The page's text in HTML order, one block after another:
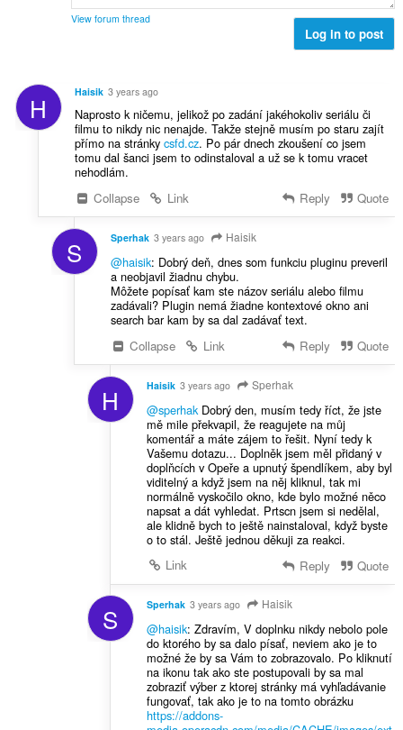
View forum thread
Log in to post
H Haisik 3 years ago
Naprosto k ničemu, jelikož po zadání jakéhokoliv seriálu či
filmu to nikdy nic nenajde. Takže stejně musím po staru zajít
přímo na stránky csfd.cz. Po pár dnech zkoušení co jsem
tomu dal šanci jsem to odinstaloval a už se k tomu vracet
nehodlám.
Collapse
Link Reply Quote
S Sperhak 3 years ago Haisik
@haisik: Dobrý deň, dnes som funkciu pluginu preveril
a neobjavil žiadnu chybu.
Môžete popísať kam ste názov seriálu alebo filmu
zadávali? Plugin nemá žiadne kontextové okno ani
search bar kam by sa dal zadávať text.
Collapse
Link Reply Quote
H Haisik 3 years ago Sperhak
@sperhakDobrý den, musím tedy říct, že jste
mě mile překvapil, že reagujete na můj
komentář a máte zájem to řešit. Nyní tedy k
Vašemu dotazu... Doplněk jsem měl přidaný v
doplňcích v Opeře a upnutý špendlíkem, aby byl
viditelný a když jsem na něj kliknul, tak mi
normálně vyskočilo okno, kde bylo možné něco
napsat a dát vyhledat. Prtscn jsem si nedělal,
ale klidně bych to ještě nainstaloval, když byste
o to stál. Ještě jednou děkuji za reakci.
Link
Reply Quote
S Sperhak 3 years ago Haisik
@haisik: Zdravím, V doplnku nikdy nebolo pole
do ktorého by sa dalo písať, neviem ako je to
možné že by sa Vám to zobrazovalo. Po kliknutí
na ikonu tak ako ste postupovali by sa mal
zobraziť výber z ktorej stránky má vyhľadávanie
fungovať, tak ako je to na tomto obrázku
https://addons-